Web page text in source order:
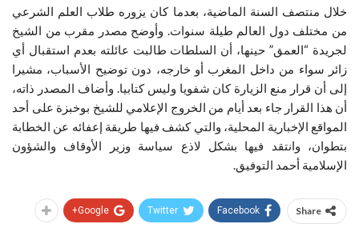
خلال منتصف السنة الماضية، بعدما كان يزوره طلاب العلم الشرعي
من مختلف دول العالم طيلة سنوات. وأوضح مصدر مقرب من الشيخ
لجريدة “العمق” حينها، أن السلطات طالبت عائلته بعدم استقبال أي
زائر سواء من داخل المغرب أو خارجه، دون توضيح الأسباب، مشيرا
إلى أن قرار منع الزيارة كان شفويا وليس كتابيا. وأضاف المصدر ذاته،
أن هذا القرار جاء بعد أيام من الخروج الإعلامي للشيخ بوخبزة على أحد
المواقع الإخبارية المحلية، والتي كشف فيها طريقة إعفائه عن الخطابة
بتطوان، وانتقد فيها بشكل لاذع سياسة وزير الأوقاف والشؤون
الإسلامية أحمد التوفيق.
Share
Facebook
Twitter
Google+